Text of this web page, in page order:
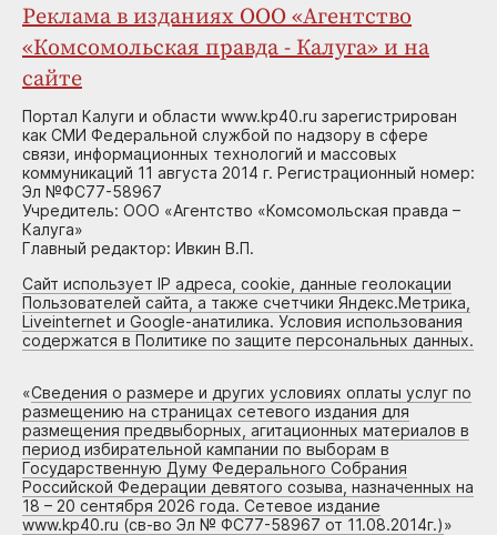
Реклама в изданиях ООО «Агентство
«Комсомольская правда - Калуга» и на
сайте
Портал Калуги и области www.kp40.ru зарегистрирован
как СМИ Федеральной службой по надзору в сфере
связи, информационных технологий и массовых
коммуникаций 11 августа 2014 г. Регистрационный номер:
Эл №ФС77-58967
Учредитель: ООО «Агентство «Комсомольская правда –
Калуга»
Главный редактор: Ивкин В.П.
Сайт использует IP адреса, cookie, данные геолокации
Пользователей сайта, а также счетчики Яндекс.Метрика,
Liveinternet и Google-анатилика. Условия использования
содержатся в Политике по защите персональных данных.
«Сведения о размере и других условиях оплаты услуг по
размещению на страницах сетевого издания для
размещения предвыборных, агитационных материалов в
период избирательной кампании по выборам в
Государственную Думу Федерального Собрания
Российской Федерации девятого созыва, назначенных на
18 – 20 сентября 2026 года. Сетевое издание
www.kp40.ru (св-во Эл № ФС77-58967 от 11.08.2014г.)»